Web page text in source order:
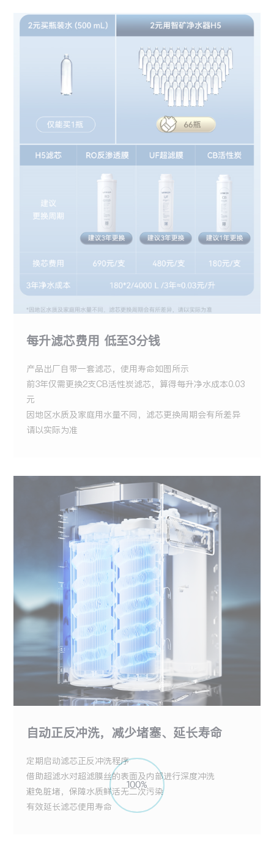
每升滤芯费用 低至3分钱
产品出厂自带一套滤芯，使用寿命如图所示
前3年仅需更换2支CB活性炭滤芯，算得每升净水成本0.03
元
因地区水质及家庭用水量不同，滤芯更换周期会有所差异
请以实际为准
自动正反冲洗，减少堵塞、延长寿命
定期启动滤芯正反冲洗程序
借助超滤水对超滤膜丝的表面及内部进行深度冲洗
避免脏堵，保障水质鲜活无二次污染
有效延长滤芯使用寿命